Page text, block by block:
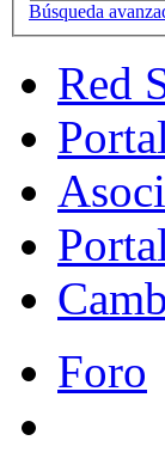
Búsqueda
Red
Foro